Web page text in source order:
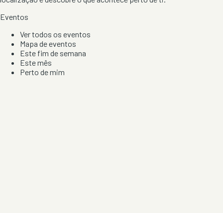
Eventos
Ver todos os eventos
Mapa de eventos
Este fim de semana
Este mês
Perto de mim